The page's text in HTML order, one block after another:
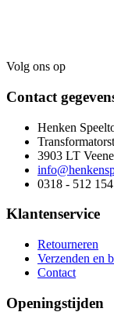
Volg ons op
Contact
Henken
3903 LT
0318 - 512 154
Klantenservice
Retourneren
Verzenden en
Contact
Openingstijden